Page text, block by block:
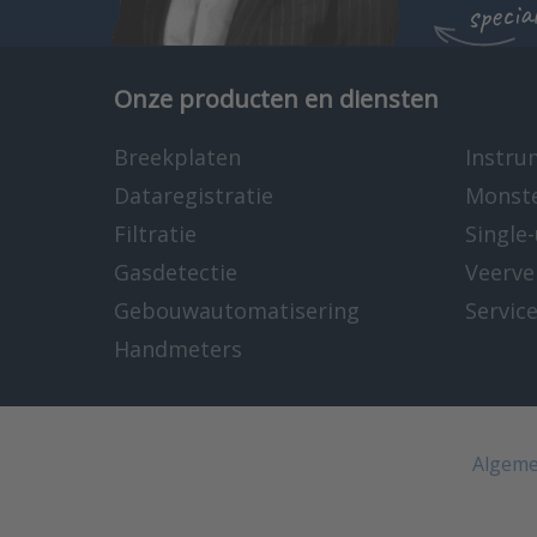
Onze producten en diensten
Breekplaten
Dataregistratie
Filtratie
Gasdetectie
Gebouwautomatisering
Handmeters
Service